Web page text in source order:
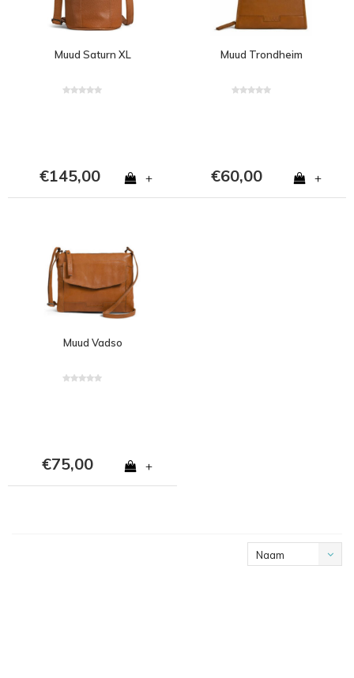
Muud Saturn XL
€145,00 +
Muud Trondheim
€60,00 +
Muud Vadso
€75,00 +
Naam